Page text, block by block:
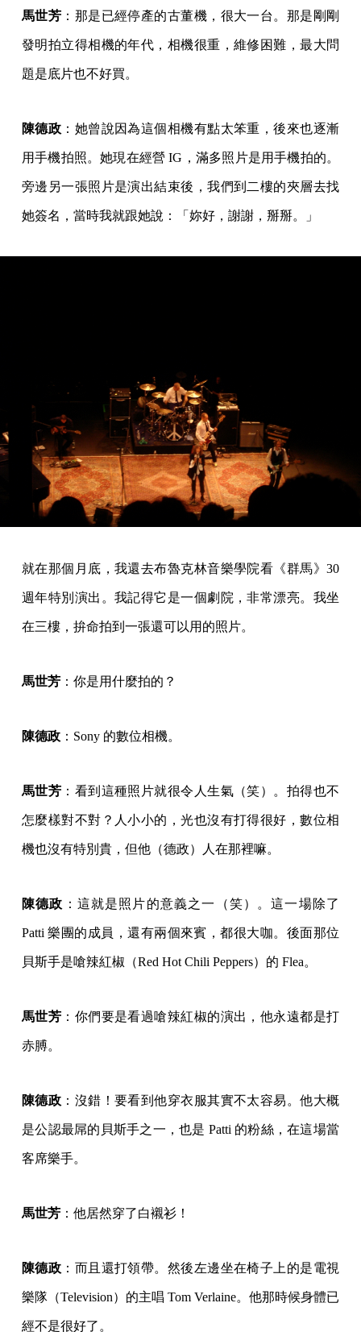
馬世芳 ：那是已經停產的古董機，很大一台。那是剛剛
發明拍立得相機的年代，相機很重，維修困難，最大問
題是底片也不好買。
陳德政 ：她曾說因為這個相機有點太笨重，後來也逐漸
用手機拍照。她現在經營 IG，滿多照片是用手機拍的。
旁邊另一張照片是演出結束後，我們到二樓的夾層去找
她簽名，當時我就跟她說：「妳好，謝謝，掰掰。」
就在那個月底，我還去布魯克林音樂學院看《群馬》30
週年特別演出。我記得它是一個劇院，非常漂亮。我坐
在三樓，拚命拍到一張還可以用的照片。
馬世芳 ：你是用什麼拍的？
陳德政 ：Sony 的數位相機。
馬世芳 ：看到這種照片就很令人生氣（笑）。拍得也不
怎麼樣對不對？人小小的，光也沒有打得很好，數位相
機也沒有特別貴，但他（德政）人在那裡嘛。
陳德政 ：這就是照片的意義之一（笑）。這一場除了
Patti 樂團的成員，還有兩個來賓，都很大咖。後面那位
貝斯手是嗆辣紅椒（Red Hot Chili Peppers）的 Flea。
馬世芳 ：你們要是看過嗆辣紅椒的演出，他永遠都是打
赤膊。
陳德政 ：沒錯！要看到他穿衣服其實不太容易。他大概
是公認最屌的貝斯手之一，也是 Patti 的粉絲，在這場當
客席樂手。
馬世芳 ：他居然穿了白襯衫！
陳德政 ：而且還打領帶。然後左邊坐在椅子上的是電視
樂隊（Television）的主唱 Tom Verlaine。他那時候身體已
經不是很好了。